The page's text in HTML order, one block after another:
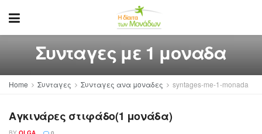
Συνταγες με 1 μοναδα
Home Συνταγες Συνταγες ανα μοναδες syntages-me-1-monada
Αγκινάρες στιφάδο(1 μονάδα)